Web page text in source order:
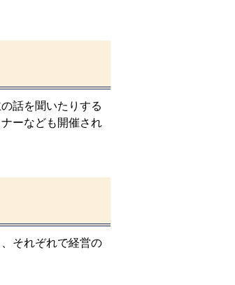
話を聞いたりする
ーなども開催され
それぞれで経営の